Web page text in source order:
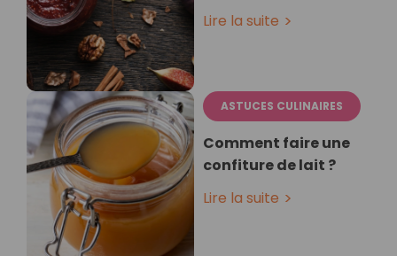
Lire la suite
ASTUCES CULINAIRES
Comment faire une
confiture de lait ?
Lire la suite